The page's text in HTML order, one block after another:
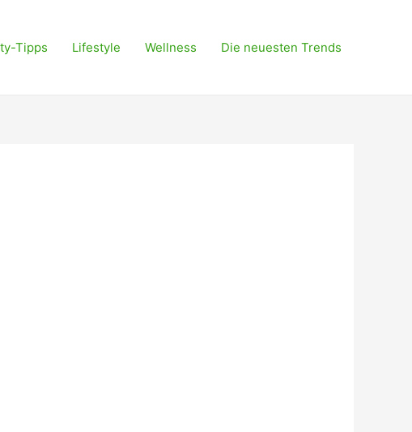
Tipps Lifestyle Wellness Die neuesten Trends